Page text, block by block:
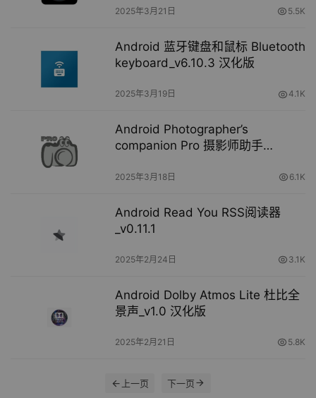
2025年3月21日 5.5K
Android 蓝牙键盘和鼠标 Bluetooth
keyboard_v6.10.3 汉化版
2025年3月19日 4.1K
Android Photographer’s
companion Pro 摄影师助手
2025年3月18日 6.1K
Android Read You RSS阅读器
_v0.11.1
2025年2月24日 3.1K
Android Dolby Atmos Lite 杜比全
景声_v1.0 汉化版
2025年2月21日 5.8K
上一页 下一页